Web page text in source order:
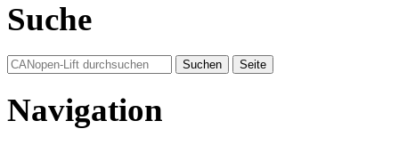
Suche
Navigation